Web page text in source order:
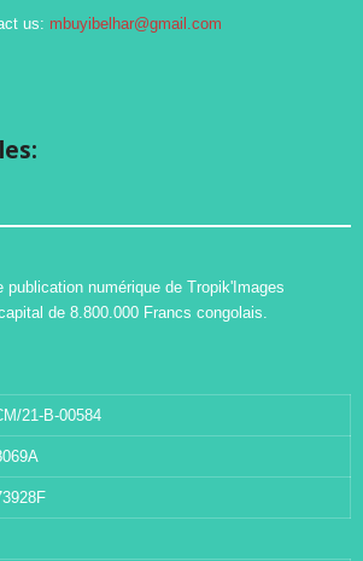
us: mbuyibelhar@gmail.com
publication numérique de Tropik'Images
de 8.800.000 Francs congolais.
21-B-00584